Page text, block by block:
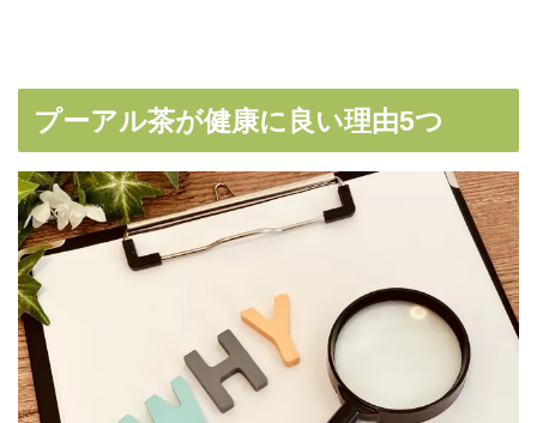
プーアル茶が健康に良い理由5つ